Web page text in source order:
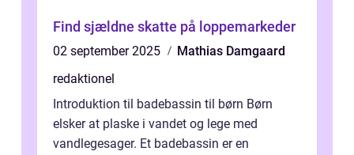
Find sjældne skatte på loppemarkeder
02 september 2025
Mathias Damgaard
redaktionel
Introduktion til badebassin til børn Børn
elsker at plaske i vandet og lege med
vandlegesager. Et badebassin er en